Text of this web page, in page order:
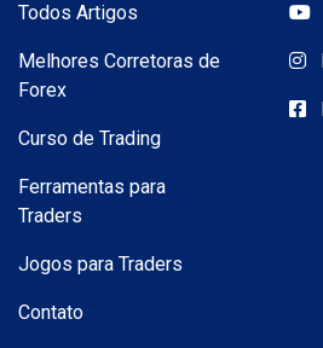
Todos Artigos
Melhores Corretoras de
Forex
Curso de Trading
Ferramentas para
Traders
Jogos para Traders
Contato